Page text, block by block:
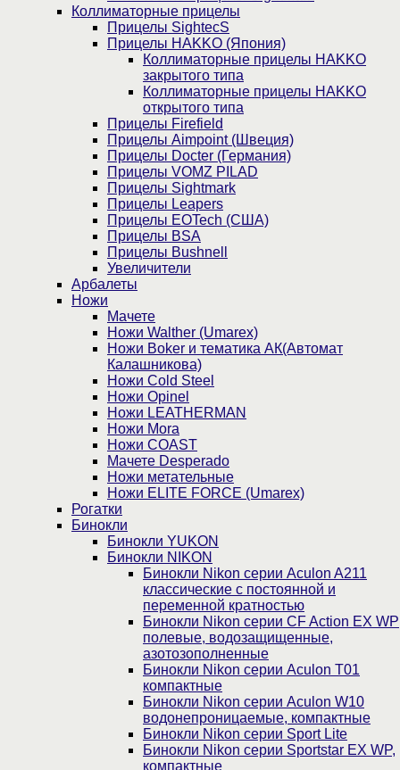
Коллиматорные прицелы
Прицелы SightecS
Прицелы HAKKO (Япония)
Коллиматорные прицелы HAKKO
закрытого типа
Коллиматорные прицелы HAKKO
открытого типа
Прицелы Firefield
Прицелы Aimpoint (Швеция)
Прицелы Docter (Германия)
Прицелы VOMZ PILAD
Прицелы Sightmark
Прицелы Leapers
Прицелы EOTech (США)
Прицелы BSA
Прицелы Bushnell
Увеличители
Арбалеты
Ножи
Мачете
Ножи Walther (Umarex)
Ножи Boker и тематика АК(Автомат
Калашникова)
Ножи Cold Steel
Ножи Opinel
Ножи LEATHERMAN
Ножи Mora
Ножи COAST
Мачете Desperado
Ножи метательные
Ножи ELITE FORCE (Umarex)
Рогатки
Бинокли
Бинокли YUKON
Бинокли NIKON
Бинокли Nikon серии Aculon A211
классические с постоянной и
переменной кратностью
Бинокли Nikon серии СF Action EX WP
полевые, водозащищенные,
азотозополненные
Бинокли Nikon серии Aculon T01
компактные
Бинокли Nikon серии Aculon W10
водонепроницаемые, компактные
Бинокли Nikon серии Sport Lite
Бинокли Nikon серии Sportstar EX WP,
компактные